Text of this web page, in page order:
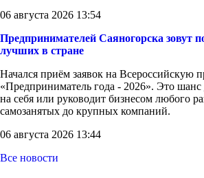
06 августа 2026 13:54
Предпринимателей Саяногорска зовут
лучших в стране
Начался приём заявок на Всероссийскую
«Предприниматель года - 2026». Это шанс
на себя или руководит бизнесом любого
самозанятых до крупных компаний.
06 августа 2026 13:44
Все новости